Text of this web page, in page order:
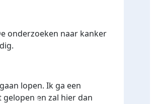
onderzoeken naar kanker
lopen. Ik ga een
en zal hier dan